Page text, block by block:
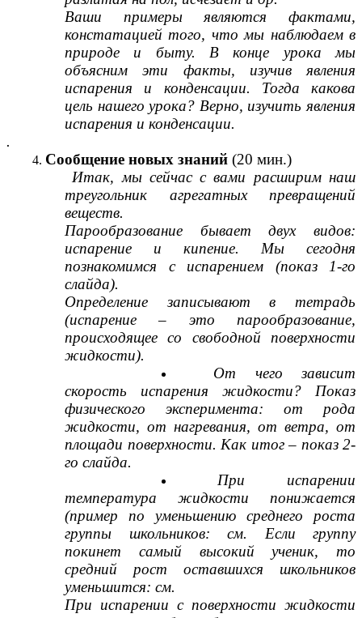
Ваши примеры являются фактами,
констатацией того, что мы наблюдаем в
природе и быту. В конце урока мы
объясним эти факты, изучив явления
испарения и конденсации. Тогда какова
цель нашего урока? Верно, изучить явления
испарения и конденсации.
.
Сообщение новых знаний (20 мин.)
Итак, мы сейчас с вами расширим наш
треугольник агрегатных превращений
веществ.
Парообразование бывает двух видов:
испарение и кипение. Мы сегодня
познакомимся с испарением (показ 1-го
слайда).
Определение записывают в тетрадь
(испарение – это парообразование,
происходящее со свободной поверхности
жидкости).
От чего зависит
скорость испарения жидкости? Показ
физического эксперимента: от рода
жидкости, от нагревания, от ветра, от
площади поверхности. Как итог – показ 2-
го слайда.
При испарении
температура жидкости понижается
(пример по уменьшению среднего роста
группы школьников: см. Если группу
покинет самый высокий ученик, то
средний рост оставшихся школьников
уменьшится: см.
При испарении с поверхности жидкости